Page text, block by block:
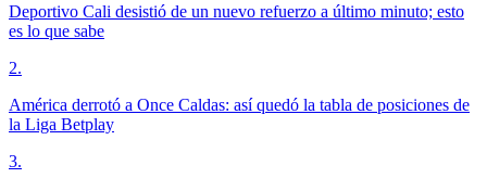
Deportivo Cali desistió de un nuevo refuerzo a último minuto; esto
es lo que sabe
2.
América derrotó a Once Caldas: así quedó la tabla de posiciones de
la Liga Betplay
3.